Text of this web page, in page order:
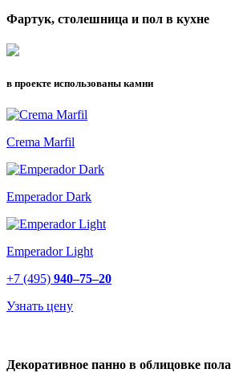
Фартук, столешница и пол в кухне
в проекте использованы камни
Crema Marfil
Emperador Dark
Emperador Light
+7 (495) 940–75–20
Узнать цену
Декоративное панно в облицовке пола